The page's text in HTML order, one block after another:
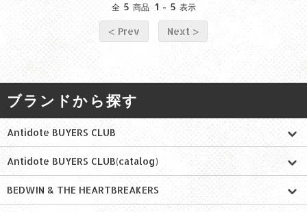
全 5 商品 1 - 5 表示
< Prev Next >
ブランドから探す
Antidote BUYERS CLUB
Antidote BUYERS CLUB(catalog)
BEDWIN & THE HEARTBREAKERS